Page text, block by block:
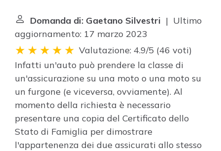
Domanda di: Gaetano Silvestri | Ultimo
aggiornamento: 17 marzo 2023
Valutazione: 4.9/5 (46 voti)
Infatti un'auto può prendere la classe di
un'assicurazione su una moto o una moto su
un furgone (e viceversa, ovviamente). Al
momento della richiesta è necessario
presentare una copia del Certificato dello
Stato di Famiglia per dimostrare
l'appartenenza dei due assicurati allo stesso